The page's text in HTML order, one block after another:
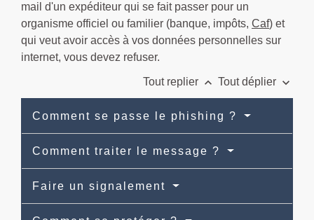
mail d'un expéditeur qui se fait passer pour un
organisme officiel ou familier (banque, impôts, Caf) et
qui veut avoir accès à vos données personnelles sur
internet, vous devez refuser.
Tout replier keyboard_arrow_up Tout déplier keyboard_arrow_down
Comment se passe le phishing ?
Comment traiter le message ?
Faire un signalement